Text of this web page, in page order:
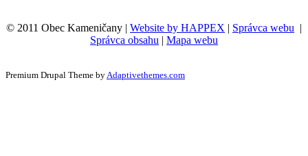
© 2011 Obec Kameničany | Website by HAPPEX | Správca webu |
Správca obsahu | Mapa webu
Premium Drupal Theme by Adaptivethemes.com